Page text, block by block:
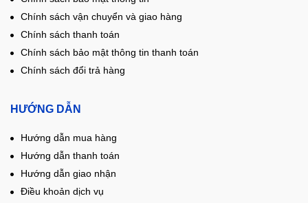
Chính sách vận chuyển và giao hàng
Chính sách thanh toán
Chính sách bảo mật thông tin thanh toán
Chính sách đổi trả hàng
HƯỚNG DẪN
Hướng dẫn mua hàng
Hướng dẫn thanh toán
Hướng dẫn giao nhận
Điều khoản dịch vụ